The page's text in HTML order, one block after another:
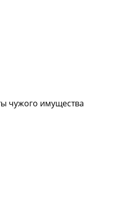
чужого имущества